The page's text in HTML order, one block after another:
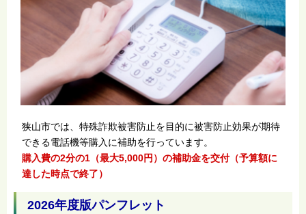
狭山市では、特殊詐欺被害防止を目的に被害防止効果が期待
できる電話機等購入に補助を行っています。
購入費の2分の1（最大5,000円）の補助金を交付（予算額に
達した時点で終了）
2026年度版パンフレット